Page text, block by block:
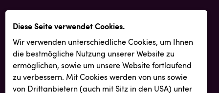
Diese Seite verwendet Cookies.
Wir verwenden unterschiedliche Cookies, um Ihnen
die best­mögliche Nutzung unserer Website zu
ermöglichen, sowie um unsere Website fortlaufend
zu verbessern. Mit Cookies werden von uns sowie
von Drittanbietern (auch mit Sitz in den USA) unter